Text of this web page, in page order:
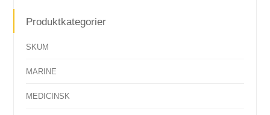
Produktkategorier
SKUM
MARINE
MEDICINSK